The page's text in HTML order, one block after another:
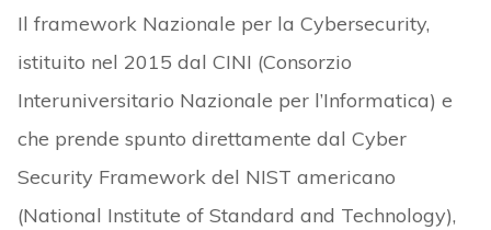
Il framework Nazionale per la Cybersecurity,
istituito nel 2015 dal CINI (Consorzio
Interuniversitario Nazionale per l’Informatica) e
che prende spunto direttamente dal Cyber
Security Framework del NIST americano
(National Institute of Standard and Technology),